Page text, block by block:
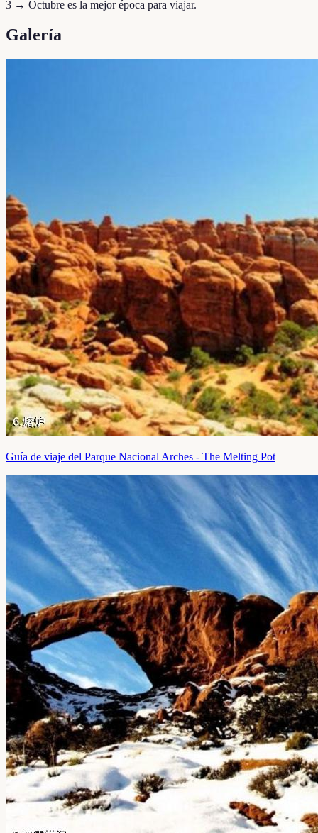
3 → Octubre es la mejor época para viajar.
Galería
Guía de viaje del Parque Nacional Arches - The Melting Pot